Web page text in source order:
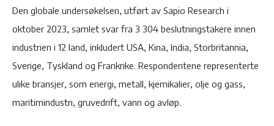
Den globale undersøkelsen, utført av Sapio Research i
oktober 2023, samlet svar fra 3 304 beslutningstakere innen
industrien i 12 land, inkludert USA, Kina, India, Storbritannia,
Sverige, Tyskland og Frankrike. Respondentene representerte
ulike bransjer, som energi, metall, kjemikalier, olje og gass,
maritimindustri, gruvedrift, vann og avløp.